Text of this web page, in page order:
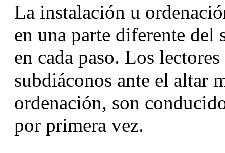
La instalación u
en una parte diferente del
en cada paso. Los
subdiáconos ante el altar
ordenación, son
por primera vez.